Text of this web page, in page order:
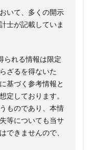
いて、多くの開示
士が記載していま
られる情報は限定
ざるを得ないた
基づく参考情報と
定しております。
ものであり、本情
等についても当サ
できませんので、